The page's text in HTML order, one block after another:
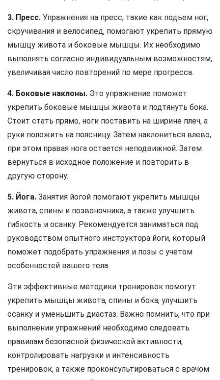
3. Пресс. Упражнения на пресс, такие как подъем ног,
скручивания и велосипед, помогают укрепить прямую
мышцу живота и боковые мышцы. Их необходимо
выполнять согласно индивидуальным возможностям,
увеличивая число повторений по мере прогресса.
4. Боковые наклоны. Это упражнение поможет
укрепить боковые мышцы живота и подтянуть бока.
Стоит стать прямо, ноги поставить на ширине плеч, а
руки положить на поясницу. Затем наклониться влево,
при этом правая нога остается неподвижной. Затем
вернуться в исходное положение и повторить в
другую сторону.
5. Йога. Занятия йогой помогают укрепить мышцы
живота, спины и позвоночника, а также улучшить
гибкость и осанку. Рекомендуется заниматься под
руководством опытного инструктора йоги, который
поможет подобрать упражнения и позы с учетом
особенностей вашего тела.
Эти эффективные методики тренировок помогут
укрепить мышцы живота, спины и бока, улучшить
осанку и уменьшить диастаз. Важно помнить, что при
выполнении упражнений необходимо следовать
правилам безопасной физической активности,
контролировать нагрузки и интенсивность
тренировок, а также проконсультироваться с врачом